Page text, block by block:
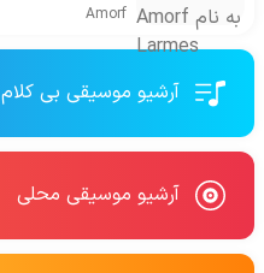
Amorf
آرشیو موسیقی بی کلام
آرشیو موسیقی محلی